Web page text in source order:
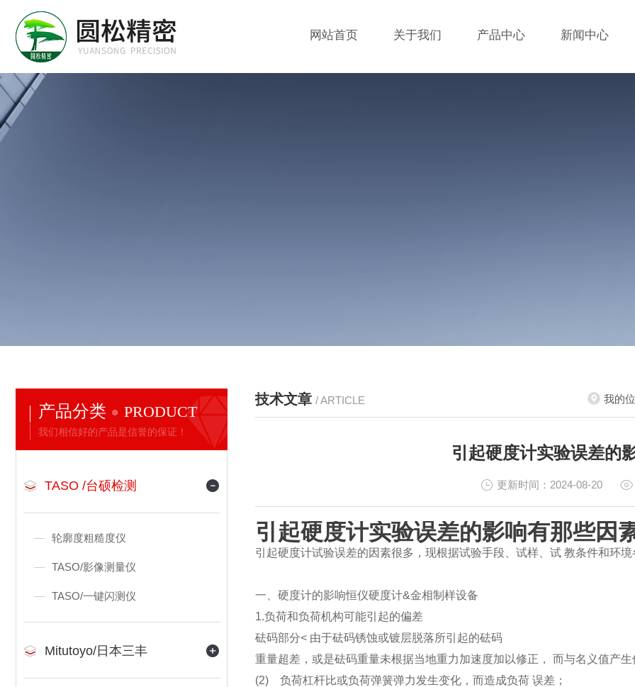
网站首页 关于我们 产品中心 新闻中心
产品分类 PRODUCT
我们相信好的产品是信誉的保证！
TASO /台硕检测
轮廓度粗糙度仪
TASO/影像测量仪
TASO/一键闪测仪
Mitutoyo/日本三丰
技术文章 / ARTICLE 我的
引起硬度计实验误差的
更新时间：2024-08-20
引起硬度计实验误差的影响有那些因
引起硬度计试验误差的因素很多，现根据试验手段、试样、试 教条件和环
一、 硬度计的影响恒仪硬度计&金相制样设备
1.负荷和负荷机构可能引起的偏差
砝码部分< 由于砝码锈蚀或镀层脱落所引起的砝码
重量超差，或是砝码重量未根据当地重力加速度加以修正， 而与名义值产生
(2) 负荷杠杆比或负荷弹簧弹力发生变化，而造成负荷 误差；